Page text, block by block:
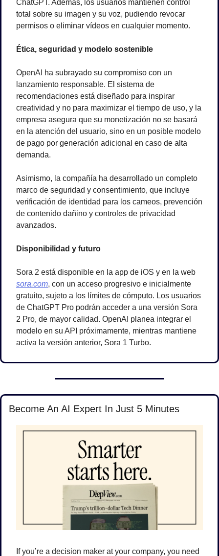
ChatGPT. Además, los usuarios mantienen control
total sobre su imagen y su voz, pudiendo revocar
permisos o eliminar vídeos en cualquier momento.
Ética, seguridad y modelo sostenible
OpenAI ha subrayado su compromiso con un
lanzamiento responsable. El sistema de
recomendaciones está diseñado para inspirar
creatividad y no para maximizar el tiempo de uso, y la
empresa asegura que su monetización no se basará
en la atención del usuario, sino en un posible modelo
de pago por generación adicional en caso de alta
demanda.
Asimismo, la compañía ha desarrollado un completo
marco de seguridad y consentimiento, que incluye
verificación de identidad para los cameos, prevención
de contenido dañino y controles de privacidad
avanzados.
Disponibilidad y futuro
sora.com, con un acceso progresivo e inicialmente
gratuito, sujeto a los límites de cómputo. Los usuarios
de ChatGPT Pro podrán acceder a una versión Sora
2 Pro, de mayor calidad. OpenAI planea integrar el
modelo en su API próximamente, mientras mantiene
activa la versión anterior, Sora 1 Turbo.
Become An AI Expert In Just 5 Minutes
If you’re a decision maker at your company, you need